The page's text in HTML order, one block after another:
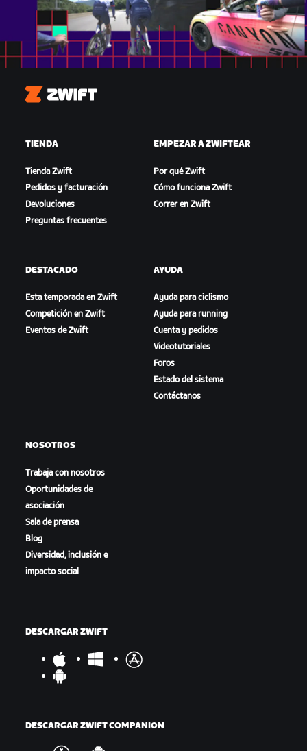
Zwift
TIENDA
Tienda Zwift
Pedidos y facturación
Devoluciones
Preguntas frecuentes
EMPEZAR A ZWIFTEAR
Por qué Zwift
Cómo funciona Zwift
Correr en Zwift
DESTACADO
Esta temporada en Zwift
Competición en Zwift
Eventos de Zwift
AYUDA
Ayuda para ciclismo
Ayuda para running
Cuenta y pedidos
Videotutoriales
Foros
Estado del sistema
Contáctanos
NOSOTROS
Trabaja con nosotros
Oportunidades de
asociación
Sala de prensa
Blog
Diversidad, inclusión e
impacto social
DESCARGAR ZWIFT
DESCARGAR ZWIFT COMPANION